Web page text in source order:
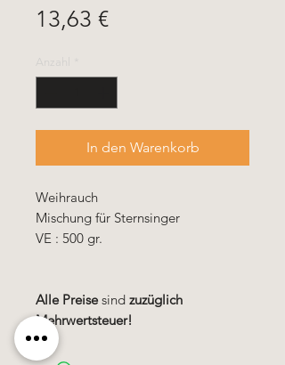
13,63 €Preis
Anzahl
In den Warenkorb
Weihrauch
Mischung für Sternsinger
VE : 500 gr.
Alle Preisesind zuzüglich
Mehrwertsteuer!